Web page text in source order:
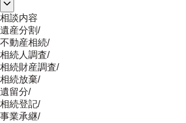
相談内容
遺産分割/
不動産相続/
相続人調査/
相続財産調査/
相続放棄/
遺留分/
相続登記/
事業承継/